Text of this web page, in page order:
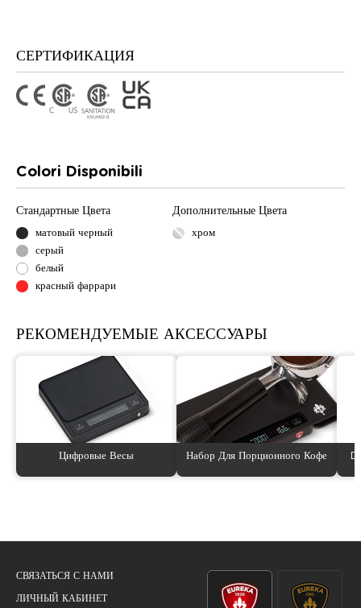
СЕРТИФИКАЦИЯ
Colori Disponibili
Стандартные Цвета
матовый черный
серый
белый
красный фаррари
Дополнительные Цвета
хром
РЕКОМЕНДУЕМЫЕ АКСЕССУАРЫ
Цифровые Весы Набор Для Порционного Кофе
СВЯЗАТЬСЯ С НАМИ
ЛИЧНЫЙ КАБИНЕТ